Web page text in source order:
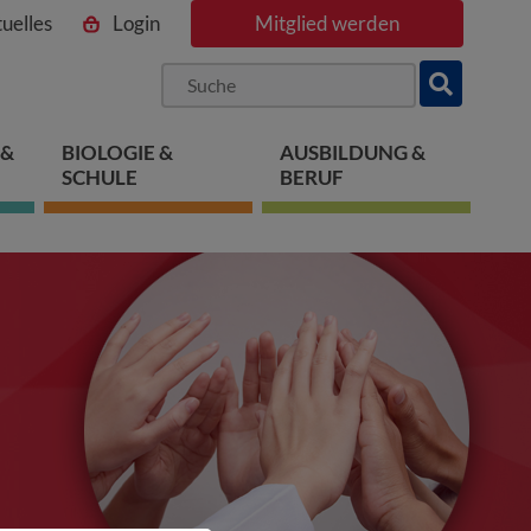
Login Mitglied werden
BIOLOGIE &
SCHULE
AUSBILDUNG &
BERUF